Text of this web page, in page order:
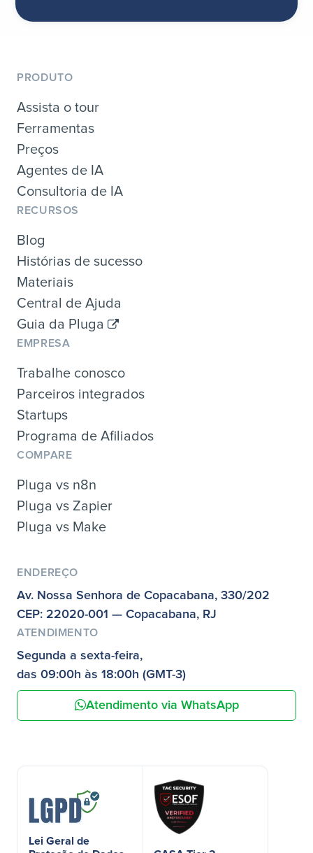
PRODUTO
Assista o tour
Ferramentas
Preços
Agentes de IA
Consultoria de IA
RECURSOS
Blog
Histórias de sucesso
Materiais
Central de Ajuda
Guia da Pluga
EMPRESA
Trabalhe conosco
Parceiros integrados
Startups
Programa de Afiliados
COMPARE
Pluga vs n8n
Pluga vs Zapier
Pluga vs Make
ENDEREÇO
Av. Nossa Senhora de Copacabana, 330/202
CEP: 22020-001 — Copacabana, RJ
ATENDIMENTO
Segunda a sexta-feira,
das 09:00h às 18:00h (GMT-3)
Atendimento via WhatsApp
Lei Geral de